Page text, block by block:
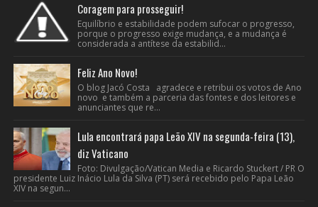
Coragem para prosseguir!
Equilíbrio e estabilidade podem sufocar o progresso,
porque o progresso exige mudança, e a mudança é
considerada a antítese da estabilid...
Feliz Ano Novo!
O blog Jacó Costa agradece e retribui os votos de Ano
novo e também a parceria das fontes e dos leitores e
anunciantes que re...
Lula encontrará papa Leão XIV na segunda-feira (13),
diz Vaticano
Foto: Divulgação/Vatican Media e Ricardo Stuckert / PR O
presidente Luiz Inácio Lula da Silva (PT) será recebido pelo Papa Leão
XIV na segun...